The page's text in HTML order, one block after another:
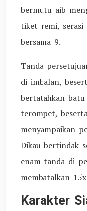
bermutu aib
tiket remi, serasi
bersama 9.
Tanda
di imbalan,
bertatahkan
terompet,
menyampaikan
Dikau bertindak
enam tanda di
membatalkan
Karakter